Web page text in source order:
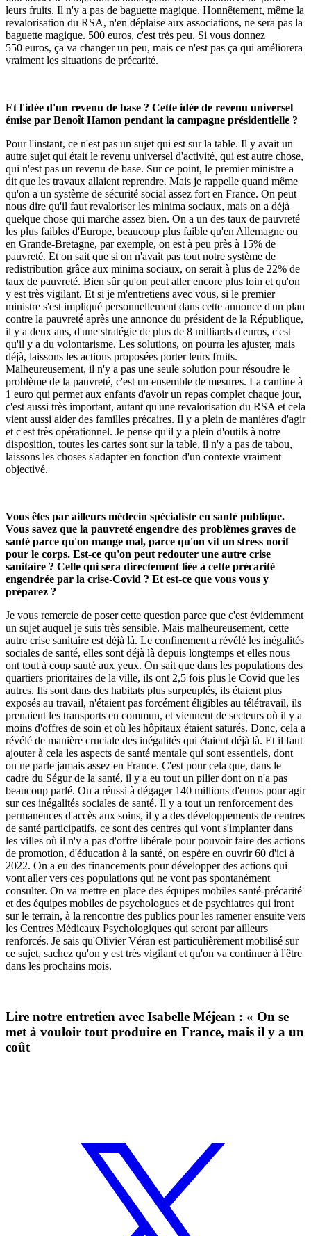
leurs fruits. Il n'y a pas de baguette magique. Honnêtement, même la
revalorisation du RSA, n'en déplaise aux associations, ne sera pas la
baguette magique. 500 euros, c'est très peu. Si vous donnez
550 euros, ça va changer un peu, mais ce n'est pas ça qui améliorera
vraiment les situations de précarité.
Et l'idée d'un revenu de base ? Cette idée de revenu universel
émise par Benoît Hamon pendant la campagne présidentielle ?
Pour l'instant, ce n'est pas un sujet qui est sur la table. Il y avait un
autre sujet qui était le revenu universel d'activité, qui est autre chose,
qui n'est pas un revenu de base. Sur ce point, le premier ministre a
dit que les travaux allaient reprendre. Mais je rappelle quand même
qu'on a un système de sécurité social assez fort en France. On peut
nous dire qu'il faut revaloriser les minima sociaux, mais on a déjà
quelque chose qui marche assez bien. On a un des taux de pauvreté
les plus faibles d'Europe, beaucoup plus faible qu'en Allemagne ou
en Grande-Bretagne, par exemple, on est à peu près à 15% de
pauvreté. Et on sait que si on n'avait pas tout notre système de
redistribution grâce aux minima sociaux, on serait à plus de 22% de
taux de pauvreté. Bien sûr qu'on peut aller encore plus loin et qu'on
y est très vigilant. Et si je m'entretiens avec vous, si le premier
ministre s'est impliqué personnellement dans cette annonce d'un plan
contre la pauvreté après une annonce du président de la République,
il y a deux ans, d'une stratégie de plus de 8 milliards d'euros, c'est
qu'il y a du volontarisme. Les solutions, on pourra les ajuster, mais
déjà, laissons les actions proposées porter leurs fruits.
Malheureusement, il n'y a pas une seule solution pour résoudre le
problème de la pauvreté, c'est un ensemble de mesures. La cantine à
1 euro qui permet aux enfants d'avoir un repas complet chaque jour,
c'est aussi très important, autant qu'une revalorisation du RSA et cela
vient aussi aider des familles précaires. Il y a plein de manières d'agir
et c'est très opérationnel. Je pense qu'il y a plein d'outils à notre
disposition, toutes les cartes sont sur la table, il n'y a pas de tabou,
laissons les choses s'adapter en fonction d'un contexte vraiment
objectivé.
Vous êtes par ailleurs médecin spécialiste en santé publique.
Vous savez que la pauvreté engendre des problèmes graves de
santé parce qu'on mange mal, parce qu'on vit un stress nocif
pour le corps. Est-ce qu'on peut redouter une autre crise
sanitaire ? Celle qui sera directement liée à cette précarité
engendrée par la crise-Covid ? Et est-ce que vous vous y
préparez ?
Je vous remercie de poser cette question parce que c'est évidemment
un sujet auquel je suis très sensible. Mais malheureusement, cette
autre crise sanitaire est déjà là. Le confinement a révélé les inégalités
sociales de santé, elles sont déjà là depuis longtemps et elles nous
ont tout à coup sauté aux yeux. On sait que dans les populations des
quartiers prioritaires de la ville, ils ont 2,5 fois plus le Covid que les
autres. Ils sont dans des habitats plus surpeuplés, ils étaient plus
exposés au travail, n'étaient pas forcément éligibles au télétravail, ils
prenaient les transports en commun, et viennent de secteurs où il y a
moins d'offres de soin et où les hôpitaux étaient saturés. Donc, cela a
révélé de manière cruciale des inégalités qui étaient déjà là. Et il faut
ajouter à cela les aspects de santé mentale qui sont essentiels, dont
on ne parle jamais assez en France. C'est pour cela que, dans le
cadre du Ségur de la santé, il y a eu tout un pilier dont on n'a pas
beaucoup parlé. On a réussi à dégager 140 millions d'euros pour agir
sur ces inégalités sociales de santé. Il y a tout un renforcement des
permanences d'accès aux soins, il y a des développements de centres
de santé participatifs, ce sont des centres qui vont s'implanter dans
les villes où il n'y a pas d'offre libérale pour pouvoir faire des actions
de promotion, d'éducation à la santé, on espère en ouvrir 60 d'ici à
2022. On a eu des financements pour développer des actions qui
vont aller vers ces populations qui ne vont pas spontanément
consulter. On va mettre en place des équipes mobiles santé-précarité
et des équipes mobiles de psychologues et de psychiatres qui iront
sur le terrain, à la rencontre des publics pour les ramener ensuite vers
les Centres Médicaux Psychologiques qui seront par ailleurs
renforcés. Je sais qu'Olivier Véran est particulièrement mobilisé sur
ce sujet, sachez qu'on y est très vigilant et qu'on va continuer à l'être
dans les prochains mois.
Lire notre entretien avec Isabelle Méjean : « On se
met à vouloir tout produire en France, mais il y a un
coût